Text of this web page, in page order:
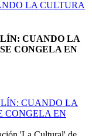
CUANDO LA
CONGELA EN